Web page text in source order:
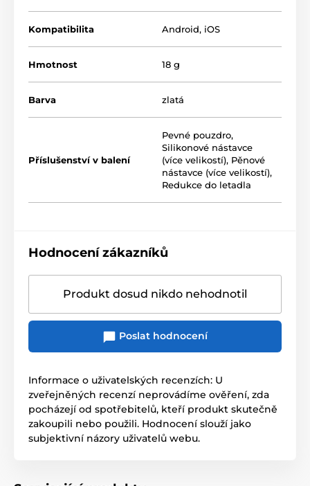
Kompatibilita Android, iOS
Hmotnost 18 g
Barva zlatá
Příslušenství v balení
Pevné pouzdro,
Silikonové nástavce
(více velikostí), Pěnové
nástavce (více velikostí),
Redukce do letadla
Hodnocení zákazníků
Produkt dosud nikdo nehodnotil
Poslat hodnocení
Informace o uživatelských recenzích: U
zveřejněných recenzí neprovádíme ověření, zda
pocházejí od spotřebitelů, kteří produkt skutečně
zakoupili nebo použili. Hodnocení slouží jako
subjektivní názory uživatelů webu.